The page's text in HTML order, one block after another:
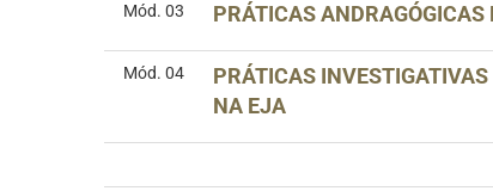
Mód. 03 PRÁTICAS ANDRAGÓGICAS
Mód. 04
PRÁTICAS
NA EJA